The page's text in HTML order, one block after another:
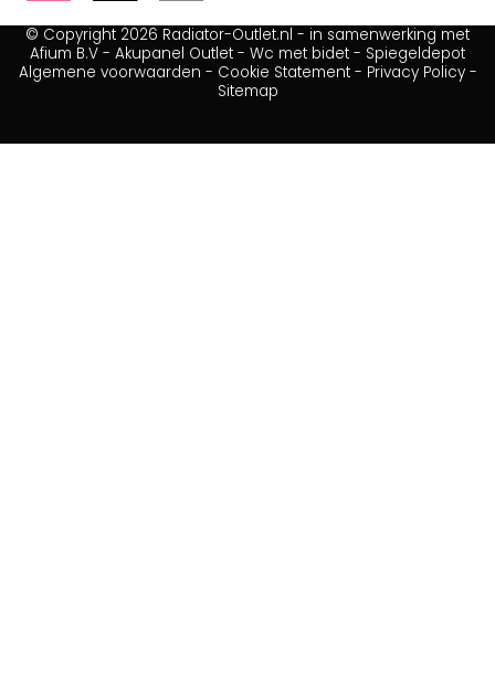
© Copyright 2026 Radiator-Outlet.nl - in samenwerking met
Afium B.V - Akupanel Outlet - Wc met bidet - Spiegeldepot
Algemene voorwaarden - Cookie Statement- Privacy Policy-
Sitemap